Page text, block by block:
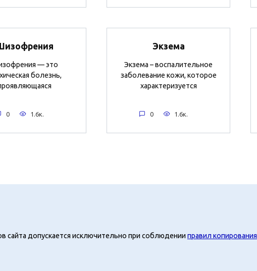
— это
болезнь,
0 1.6к.
Экзема
Экзема – воспалительное
заболевание кожи, которое
характеризуется
0 1.6к.
сайта допускается исключительно при соблюденииправил копирования